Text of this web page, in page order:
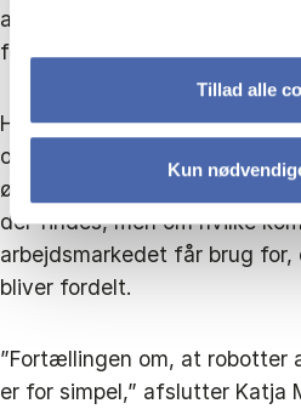
Tillad alle
Kun
ansatte, nye produkter og
forbindelser.
Hvis robotter både kan løfte
op for globaliseringen, så
økonomiske udfordring ikke
der findes, men om hvilke
arbejdsmarkedet får brug
bliver fordelt.
”Fortællingen om, at robotter
er for simpel,” afslutter Katja